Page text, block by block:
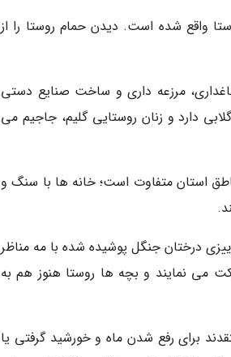
واقع شده است. دیدن حمام روستا را از
مرزعه داری و ساخت صنایع دستی
دارد و زنان روستایی گلیم، جاجیم می
استان متفاوت است؛ خانه ها با سنگ و
درختان جنگل پوشیده شده با مه مناظر
می نمایند و بچه ها روستا هنوز هم به
برای رفع شدن ماه و خورشید گرفتی یا